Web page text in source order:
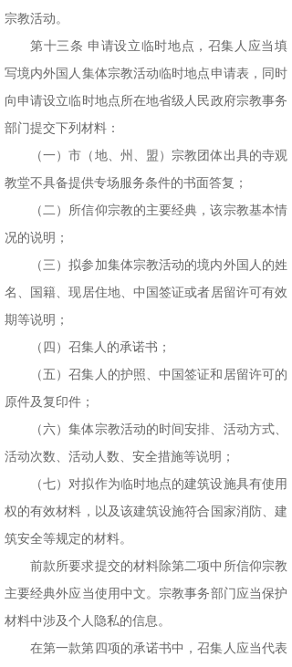
宗教活动。
第十三条 申请设立临时地点，召集人应当填
写境内外国人集体宗教活动临时地点申请表，同时
向申请设立临时地点所在地省级人民政府宗教事务
部门提交下列材料：
（一）市（地、州、盟）宗教团体出具的寺观
教堂不具备提供专场服务条件的书面答复；
（二）所信仰宗教的主要经典，该宗教基本情
况的说明；
（三）拟参加集体宗教活动的境内外国人的姓
名、国籍、现居住地、中国签证或者居留许可有效
期等说明；
（四）召集人的承诺书；
（五）召集人的护照、中国签证和居留许可的
原件及复印件；
（六）集体宗教活动的时间安排、活动方式、
活动次数、活动人数、安全措施等说明；
（七）对拟作为临时地点的建筑设施具有使用
权的有效材料，以及该建筑设施符合国家消防、建
筑安全等规定的材料。
前款所要求提交的材料除第二项中所信仰宗教
主要经典外应当使用中文。宗教事务部门应当保护
材料中涉及个人隐私的信息。
在第一款第四项的承诺书中，召集人应当代表